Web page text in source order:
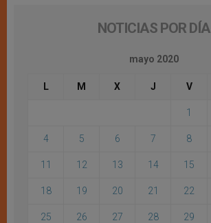
NOTICIAS POR DÍA
mayo 2020
L M X J V
1
4 5 6 7 8
11 12 13 14 15
18 19 20 21 22
25 26 27 28 29